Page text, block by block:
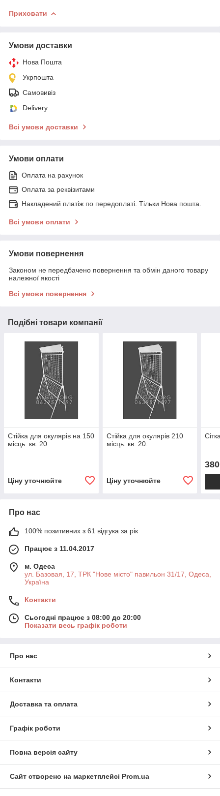
Приховати
Умови доставки
Нова Пошта
Укрпошта
Самовивіз
Delivery
Всі умови доставки
Умови оплати
Оплата на рахунок
Оплата за реквізитами
Накладений платіж по передоплаті. Тільки Нова пошта.
Всі умови оплати
Умови повернення
Законом не передбачено повернення та обмін даного товару
належної якості
Всі умови повернення
Подібні товари компанії
Стійка для окулярів на 150
місць. кв. 20
Ціну уточнюйте
Стійка для окулярів 210
місць. кв. 20.
Ціну уточнюйте
380
Про нас
100% позитивних з 61 відгука за рік
Працює з 11.04.2017
м. Одеса
ул. Базовая, 17, ТРК "Нове місто" павильон 31/17, Одеса,
Україна
Контакти
Сьогодні працює з 08:00 до 20:00
Показати весь графік роботи
Про нас
Контакти
Доставка та оплата
Графік роботи
Повна версія сайту
Сайт створено на маркетплейсі Prom.ua